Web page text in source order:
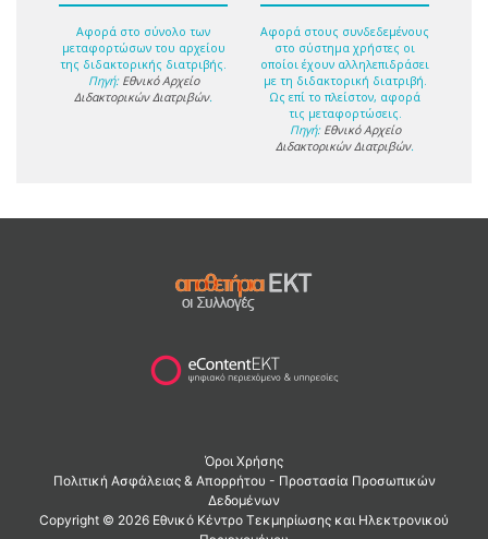
Αφορά στο σύνολο των
μεταφορτώσων του αρχείου
της διδακτορικής διατριβής.
Πηγή: Εθνικό Αρχείο
Διδακτορικών Διατριβών.
Αφορά στους συνδεδεμένους
στο σύστημα χρήστες οι
οποίοι έχουν αλληλεπιδράσει
με τη διδακτορική διατριβή.
Ως επί το πλείστον, αφορά
τις μεταφορτώσεις.
Πηγή: Εθνικό Αρχείο
Διδακτορικών Διατριβών.